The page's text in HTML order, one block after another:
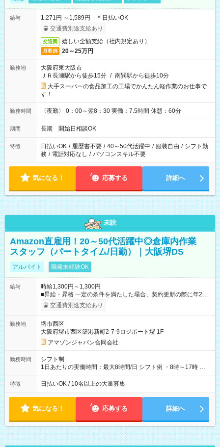
給与
1,271円 ～1,589円 ＊日払いOK
交通費別途支給あり
交通費 嬉しい全額支給（社内規定あり）
月収例 20～25万円
勤務地
大阪府東大阪市
ＪＲ長瀬駅から徒歩15分 / 南巽駅から徒歩10分
大手スーパーの食品加工の工場でかんたん軽作業のお仕事で
す！
勤務時間 〈夜勤〉 0：00～翌8：30 実働：7.5時間 休憩：60分
期間 長期 開始日相談OK
特徴 日払いOK / 履歴書不要 / 40～50代活躍中 / 服装自由 / シフト勤
務 / 電話対応なし / パソコンスキル不要
気になる！ 応募する 詳細へ
未読
Amazon直雇用！20～50代活躍中◎倉庫内作業
スタッフ（パートタイム/日勤）｜大阪堺DS
アルバイト 職種未経験OK
給与
時給1,300円～1,300円
■昇給・昇格 一定の条件を満たした場合、契約更新の際に年2回
まで昇給の機会があります。 ■正社員登用制度あり ※月末締/翌
月25日支払い ※時間外手当、別途支給 ※深夜割増賃金 (22:00～
☆Amazon直雇用で安定して働けます！ 【試用期間】試用期間
あり 試用期間の長さ：1週間 雇用形態、給与は本採用時と同じ
です。
交通費別途支給あり
勤務地
堺市西区
大阪府堺市西区築港新町2-7-9ロジポート堺 1F
アマゾンジャパン合同会社
勤務時間
シフト制
1日あたりの実働時間：最大8時間/日 シフト例 ・8時～17時 ・
12時～21時
特徴 日払いOK / 10名以上の大量募集
気になる！ 応募する 詳細へ